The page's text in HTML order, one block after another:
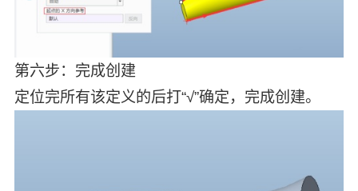
第六步：完成创建
定位完所有该定义的后打“√”确定，完成创建。